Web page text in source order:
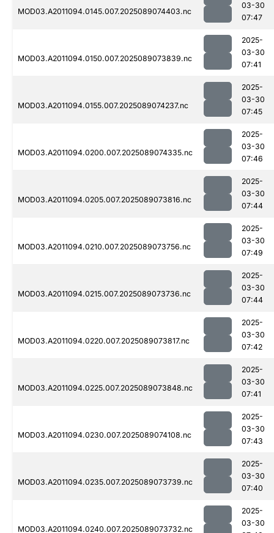
MOD03.A2011094.0145.007.2025089074403.nc
03-30
07:47
MOD03.A2011094.0150.007.2025089073839.nc
2025-
03-30
07:41
MOD03.A2011094.0155.007.2025089074237.nc
2025-
03-30
07:45
MOD03.A2011094.0200.007.2025089074335.nc
2025-
03-30
07:46
MOD03.A2011094.0205.007.2025089073816.nc
2025-
03-30
07:44
MOD03.A2011094.0210.007.2025089073756.nc
2025-
03-30
07:49
MOD03.A2011094.0215.007.2025089073736.nc
2025-
03-30
07:44
MOD03.A2011094.0220.007.2025089073817.nc
2025-
03-30
07:42
MOD03.A2011094.0225.007.2025089073848.nc
2025-
03-30
07:41
MOD03.A2011094.0230.007.2025089074108.nc
2025-
03-30
07:43
MOD03.A2011094.0235.007.2025089073739.nc
2025-
03-30
07:40
MOD03.A2011094.0240.007.2025089073732.nc
2025-
03-30